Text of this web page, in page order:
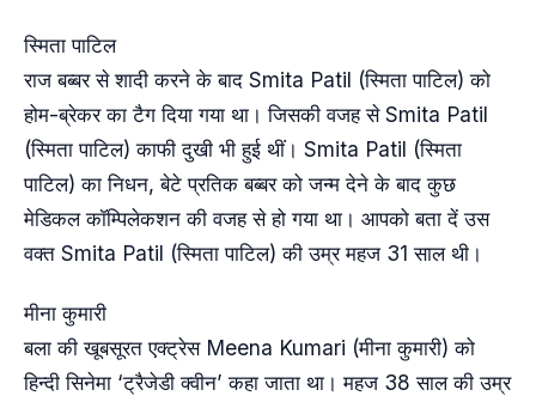
स्मिता पाटिल
राज बब्बर से शादी करने के बाद Smita Patil (स्मिता पाटिल) को
होम-ब्रेकर का टैग दिया गया था। जिसकी वजह से Smita Patil
(स्मिता पाटिल) काफी दुखी भी हुई थीं। Smita Patil (स्मिता
पाटिल) का निधन, बेटे प्रतिक बब्बर को जन्म देने के बाद कुछ
मेडिकल कॉम्पिलेकशन की वजह से हो गया था। आपको बता दें उस
वक्त Smita Patil (स्मिता पाटिल) की उम्र महज 31 साल थी।
मीना कुमारी
बला की खूबसूरत एक्ट्रेस Meena Kumari (मीना कुमारी) को
हिन्दी सिनेमा ‘ट्रैजेडी क्वीन’ कहा जाता था। महज 38 साल की उम्र